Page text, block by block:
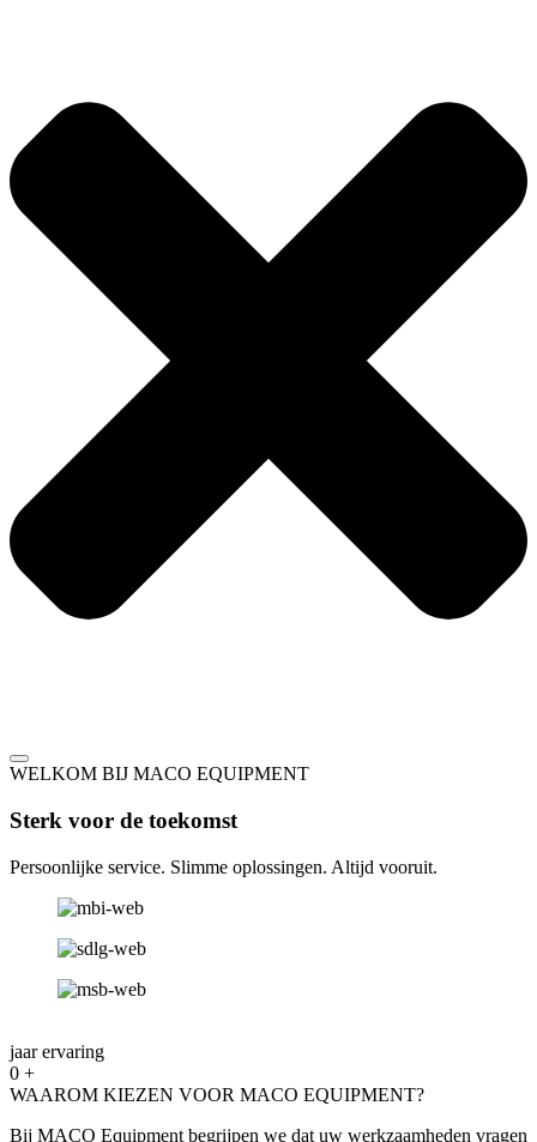
WELKOM BIJ MACO EQUIPMENT
Sterk voor de toekomst
Persoonlijke service. Slimme oplossingen. Altijd vooruit.
jaar ervaring
0 +
WAAROM KIEZEN VOOR MACO EQUIPMENT?
Bij MACO Equipment begrijpen we dat uw werkzaamheden vragen